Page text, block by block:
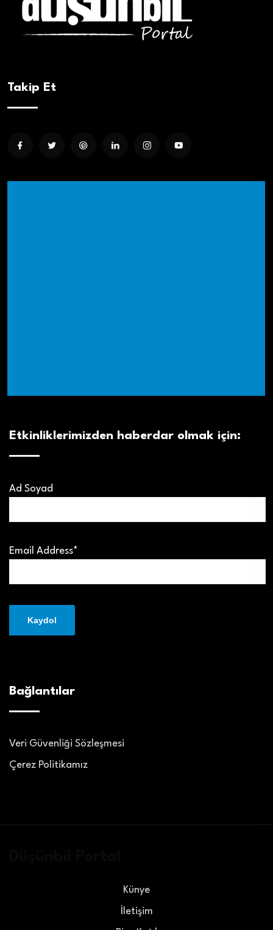
Takip Et
Etkinliklerimizden haberdar olmak için:
Ad Soyad
Email Address*
Bağlantılar
Veri Güvenliği Sözleşmesi
Çerez Politikamız
Künye
İletişim